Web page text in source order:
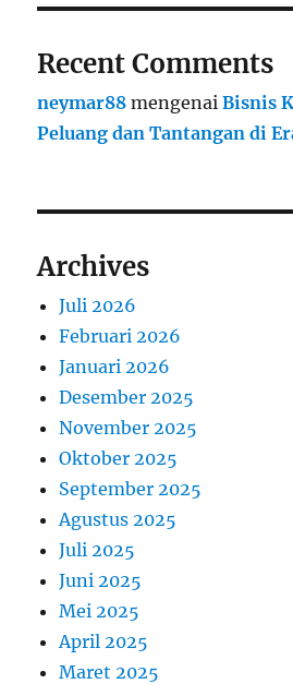
Recent Comments
neymar88 mengenaiBisnis
Peluang dan Tantangan di
Archives
Juli 2026
Februari 2026
Januari 2026
Desember 2025
November 2025
Oktober 2025
September 2025
Agustus 2025
Juli 2025
Juni 2025
Mei 2025
April 2025
Maret 2025